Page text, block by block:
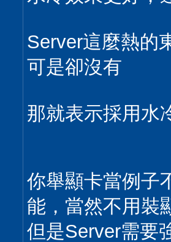
Server這麼熱的
可是卻沒有
那就表示採用水
你舉顯卡當例子
能，當然不用裝
但是Server需要